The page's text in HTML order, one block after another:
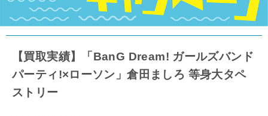
【買取実績】「BanG Dream! ガールズバンド
パーティ!×ローソン」倉田ましろ 等身大タペ
ストリー